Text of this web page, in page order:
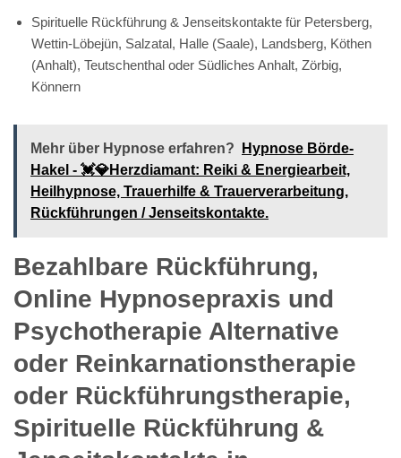
Spirituelle Rückführung & Jenseitskontakte für Petersberg,
Wettin-Löbejün, Salzatal, Halle (Saale), Landsberg, Köthen
(Anhalt), Teutschenthal oder Südliches Anhalt, Zörbig,
Könnern
Mehr über Hypnose erfahren?
Hypnose Börde-
Hakel - 💓️💎Herzdiamant: Reiki & Energiearbeit,
Heilhypnose, Trauerhilfe & Trauerverarbeitung,
Rückführungen / Jenseitskontakte.
Bezahlbare Rückführung,
Online Hypnosepraxis und
Psychotherapie Alternative
oder Reinkarnationstherapie
oder Rückführungstherapie,
Spirituelle Rückführung &